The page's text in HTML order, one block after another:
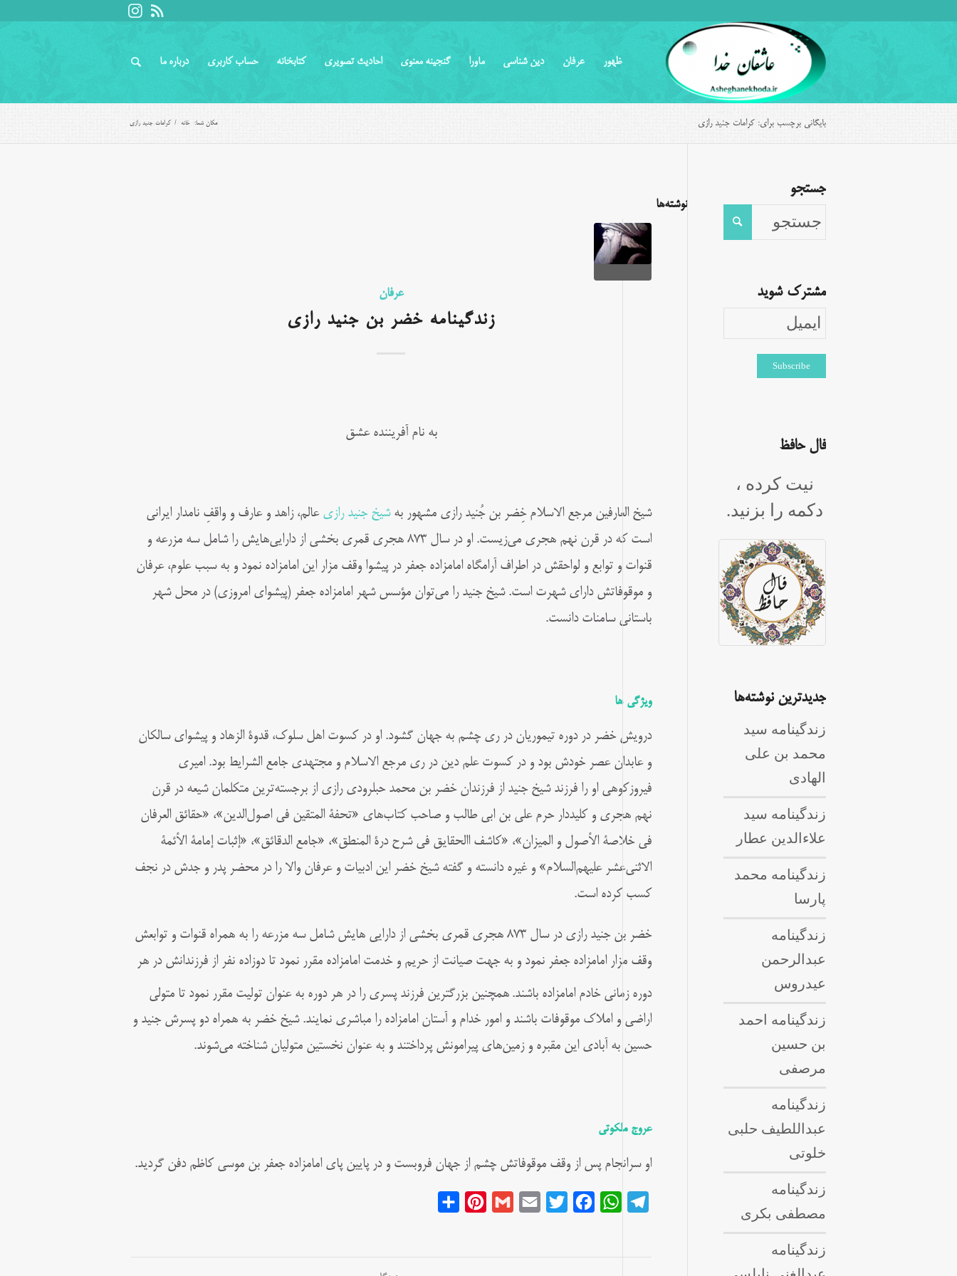
ظهور عرفان دین شناسی ماورا گنجینه معنوی احادیث تصویری کتابخانه حساب کاربری درباره ما
بایگانی برچسب برای: کرامات جنید رازی مکان شما: خانه / کرامات جنید رازی
نوشته‌ها
عرفان
زندگینامه خضر بن جنید رازی
به نام آفریننده عشق
شیخ العارفین مرجع الاسلام خِضر بن جُنید رازی مشهور بهشیخ جنید رازی عالم، زاهد و عارف و واقفِ نامدار ایرانی
است که در قرن نهم هجری می‌زیست. او در سال ۸۷۳ هجری قمری بخشی از دارایی‌هایش را شامل سه مزرعه و
قنوات و توابع و لواحقش در اطراف آرامگاه امامزاده جعفر در پیشوا وقف مزار این امامزاده نمود و به سبب علوم، عرفان
و موقوفاتش دارای شهرت است. شیخ جنید را می‌توان مؤسس شهر امامزاده جعفر (پیشوای امروزی) در محل شهر
باستانی سامنات دانست.
ویژگی ها
درویش خضر در دوره تیموریان در ری چشم به جهان گشود. او در کسوت اهل سلوک، قدوة الزهاد و پیشوای سالکان
و عابدان عصر خودش بود و در کسوت علم دین در ری مرجع الاسلام و مجتهدی جامع الشرایط بود. امیری
فیروزکوهی او را فرزند شیخ جنید از فرزندان خضر بن محمد حبلرودی رازی از برجسته‌ترین متکلمان شیعه در قرن
نهم هجری و کلیددار حرم علی بن ابی طالب و صاحب کتاب‌های «تحفة المتقين في اصول‌الدين»، «حقائق العرفان
في خلاصة الأصول و المیزان»، «کاشف االحقایق فی شرح درة المنطق»، «جامع الدقائق»، «إثبات إمامة الأئمة
الاثنی‌عشر عليهم‌السلام» و غیره دانسته و گفته شیخ خضر این ادبیات و عرفان والا را در محضر پدر و جدش در نجف
کسب کرده‌ است.
خضر بن جنید رازی در سال ۸۷۳ هجری قمری بخشی از دارایی‌ هایش شامل سه مزرعه را به همراه قنوات و توابعش
وقف مزار امامزاده جعفر نمود و به جهت صیانت از حریم و خدمت امامزاده مقرر نمود تا دوزاده نفر از فرزندانش در هر
دوره زمانی خادم امامزاده باشند. همچنین بزرگترین فرزند پسری را در هر دوره به عنوان تولیت مقرر نمود تا متولی
اراضی و املاک موقوفات باشند و امور خدام و آستان امامزاده را مباشری نمایند. شیخ خضر به همراه دو پسرش جنید و
حسین به آبادی این مقبره و زمین‌های پیرامونش پرداختند و به عنوان نخستین متولیان شناخته می‌شوند.
عروج ملکوتی
او سرانجام پس از وقف موقوفاتش چشم از جهان فروبست و در پایین پای امامزاده جعفر بن موسی کاظم دفن گردید.
Telegram
WhatsApp
Facebook
Twitter
Email
Gmail
Pinterest
جستجو
مشترک شوید
فال حافظ
نیت کرده ،
دکمه را بزنید.
جدیدترین نوشته‌ها
زندگینامه سید
محمد بن علی
الهادی
زندگینامه سید
علاءالدین عطار
زندگینامه محمد
پارسا
زندگینامه
عبدالرحمن
عیدروس
زندگینامه احمد
بن حسین
مرصفی
زندگینامه
عبداللطيف حلبى
خلوتی
زندگینامه
مصطفی بکری
زندگینامه